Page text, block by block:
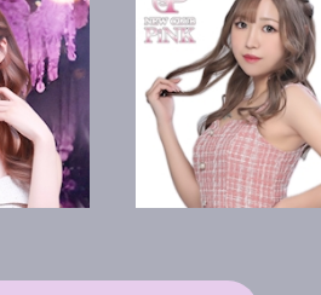
天音 みなみ